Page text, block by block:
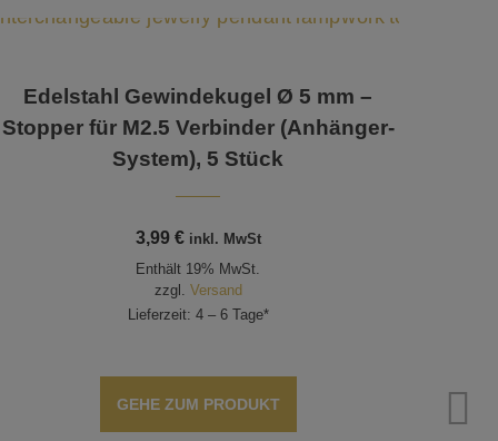
Edelstahl Gewindekugel Ø 5 mm –
Stopper für M2.5 Verbinder (Anhänger-
System), 5 Stück
3,99 € inkl. MwSt
Enthält 19% MwSt.
zzgl. Versand
Lieferzeit: 4 – 6 Tage*
GEHE ZUM PRODUKT